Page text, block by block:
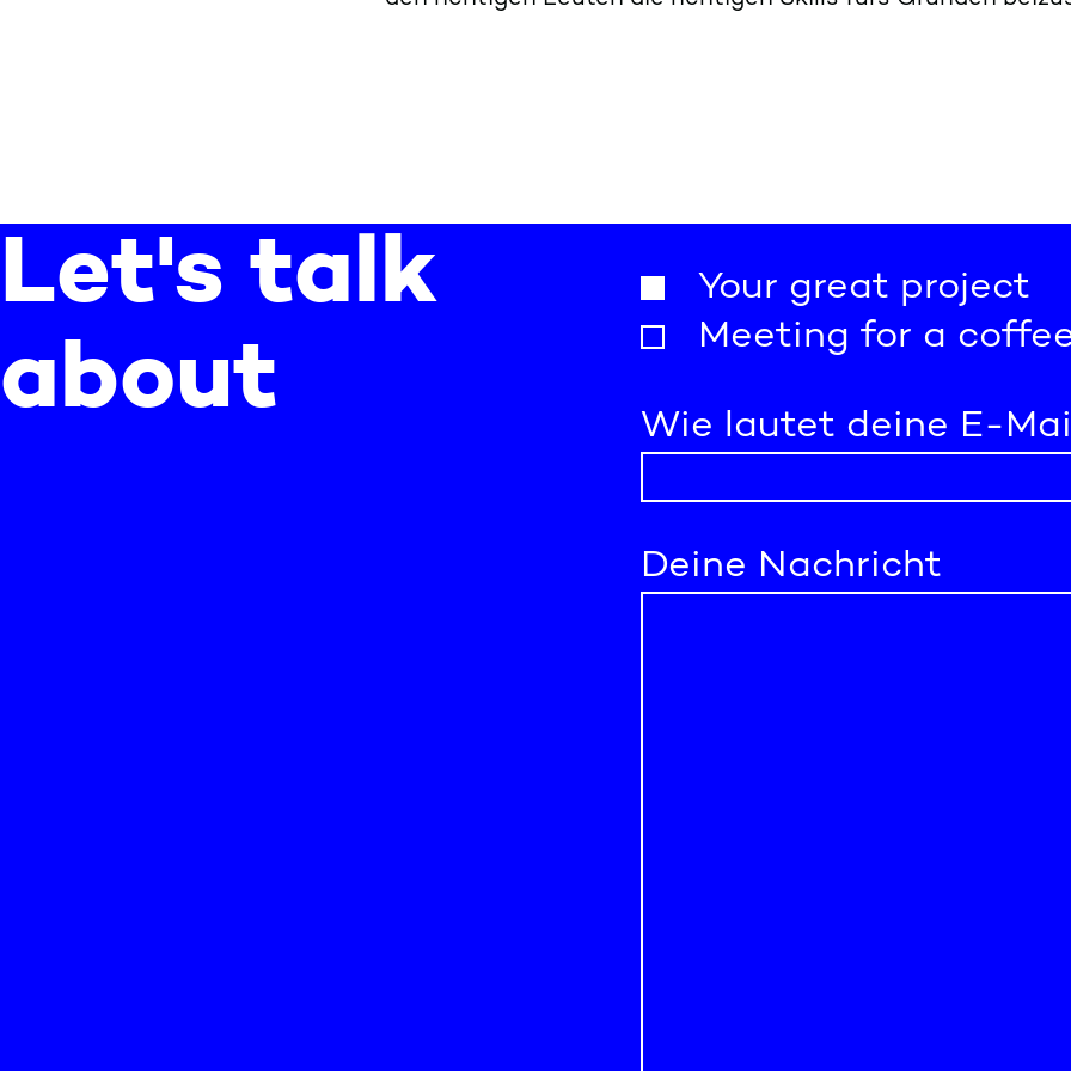
Let's talk
about
Your great project
Meeting for a
Wie lautet deine E-
Deine Nachricht